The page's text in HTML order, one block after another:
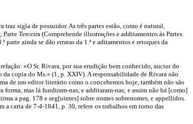
sigla de possuidor. As três partes estão, como é natural,
Terceira (Comprehende illustrações e additamentos ás Partes
ainda se dão erratas da 1.ª e aditamentos e retoques da
«O Sr. Rivara, por sua erudição bem conhecido, auctor do
da copia do Ms.» (1, p. XXIV). A responsabilidade de Rivara não
de um editor literário como o concebemos hoje, também não são
mas lá fundiram-nas, e additaram-nas; e assim não há [como]
a pag. 178 e seg[uintes] sobre nomes sobrenomes, e appellidos.
a carta de 7-4-1841, p. 30, refere os trabalhos em torno das